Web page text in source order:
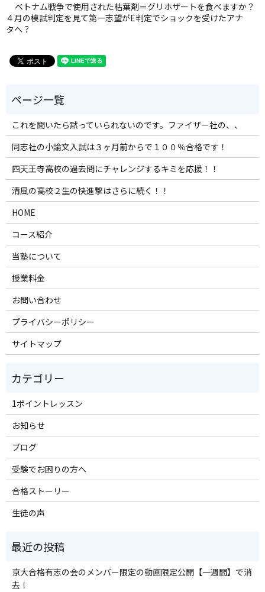
ベトナム戦争で使用された枯葉剤＝グリホザートを食べますか？
４月の模試判定を見て第一志望がE判定でショックを受けたアナ
タへ？
これを聞いたら黙っていられないのです。ファイザー社の、、
同志社の小論文入試は３ヶ月前からで１００％合格です！
四天王寺高校の過去問にチャレンジするキミを応援！！
清風の高校２生の快進撃はさらに続く！！
HOME
コース紹介
当塾について
授業料金
お問い合わせ
プライバシーポリシー
サイトマップ
1ポイントレッスン
お知らせ
ブログ
受験でお困りの方へ
合格ストーリー
生徒の声
京大合格有志の会のメンバー限定の動画限定公開【一週間】で消
去！